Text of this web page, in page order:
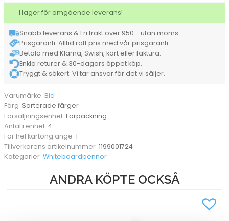
Fine
4-
pack
4
färger
mängd
I lager för omgående leverans!
Snabb leverans & Fri frakt över 950:- utan moms.
Prisgaranti. Alltid rätt pris med vår prisgaranti.
Betala med Klarna, Swish, kort eller faktura.
Enkla returer & 30-dagars öppet köp.
Tryggt & säkert. Vi tar ansvar för det vi säljer.
Varumärke Bic
Färg Sorterade färger
Försäljningsenhet Förpackning
Antal i enhet 4
För hel kartong ange 1
Tillverkarens artikelnummer 1199001724
Kategorier Whiteboardpennor
ANDRA KÖPTE OCKSÅ